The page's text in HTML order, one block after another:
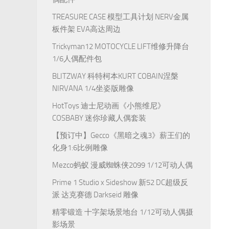
TREASURE CASE 模型工具计划 NERV金属
板件架 EVA高达周边
Trickyman12 MOTOCYCLE LIFT维修升降台
1/6人偶配件包
BLITZWAY 科特柯本KURT COBAIN涅槃
NIRVANA 1/4坐姿版雕像
HotToys 迪士尼动画《小熊维尼》
COSBABY 迷你珍藏人偶套装
【预订中】Gecco《黑暗之魂3》薪王们的
化身1:6比例雕像
Mezco蚂蚁 漫威蜘蛛侠2099 1/12可动人偶
Prime 1 Studio x Sideshow 新52 DC超级反
派 达克赛德 Darkseid 雕像
精零锻造 十字架场景地台 1/12可动人偶摄
影场景